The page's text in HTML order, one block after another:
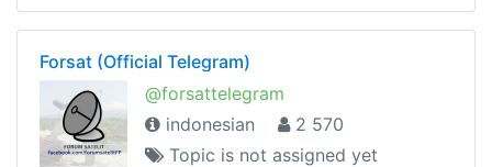
Forsat (Official Telegram)
@forsattelegram
indonesian
2 570
Topic is not assigned yet